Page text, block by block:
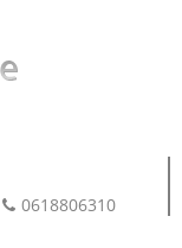
0618806310